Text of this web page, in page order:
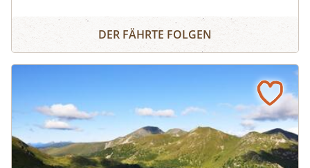
und erfahren Sie mehr über die einmalige Flora!
3D - Filmerlebnis - grüne Inseln im Strom der Zeit
DER FÄHRTE FOLGEN